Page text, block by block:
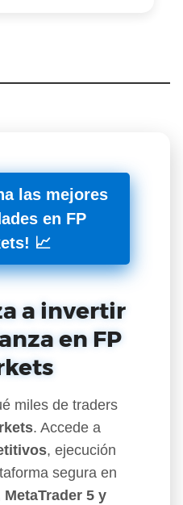
las mejores
en FP
📈
a invertir
en FP
miles de traders
. Accede a
, ejecución
segura en
MetaTrader 5 y